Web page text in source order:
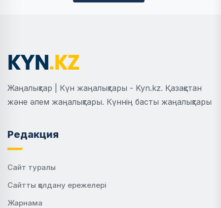
Жаңалықтар | Күн жаңалықтары - Kyn.kz. Қазақстан
және әлем жаңалықтары. Күннің басты жаңалықтары
Редакция
Сайт туралы
Сайтты қолдану ережелері
Жарнама